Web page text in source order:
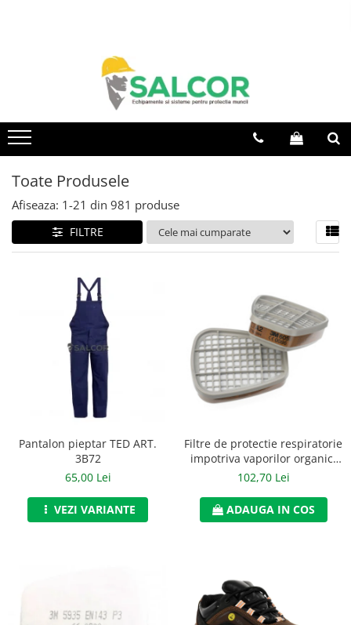
Articole unica folosinta
Combinezoane
Costum-Salopeta
Halate de lucru
Imbracaminte Femei
Jachete de iarna
Jachete/Bluze Salopeta
Pantaloni cu pieptar
Pantaloni scurti
Pelerine de ploaie
Protectie termica
Toate Produsele
Afiseaza: 1-21 din 981 produse
FILTRE
Pantalon pieptar TED ART.
3B72
65,00 Lei
VEZI VARIANTE
Filtre de protectie respiratorie
impotriva vaporilor organici
de tip A2, 3M, art.6D23 (6055)
102,70 Lei
ADAUGA IN COS